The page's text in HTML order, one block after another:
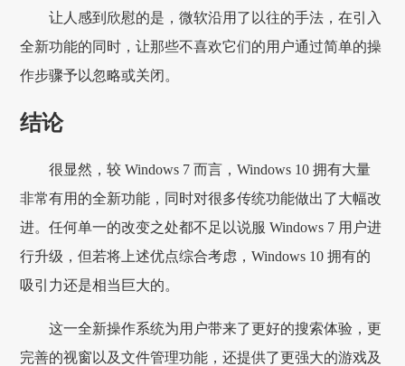
让人感到欣慰的是，微软沿用了以往的手法，在引入
全新功能的同时，让那些不喜欢它们的用户通过简单的操
作步骤予以忽略或关闭。
结论
很显然，较 Windows 7 而言，Windows 10 拥有大量
非常有用的全新功能，同时对很多传统功能做出了大幅改
进。任何单一的改变之处都不足以说服 Windows 7 用户进
行升级，但若将上述优点综合考虑，Windows 10 拥有的
吸引力还是相当巨大的。
这一全新操作系统为用户带来了更好的搜索体验，更
完善的视窗以及文件管理功能，还提供了更强大的游戏及